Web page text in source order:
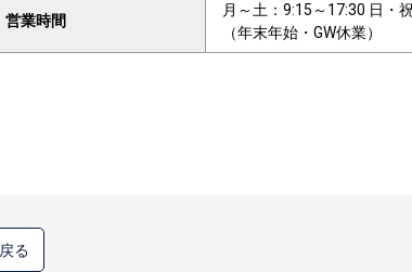
営業時間
月～土：9:15～17:30 日・
（年末年始・GW休業）
戻る